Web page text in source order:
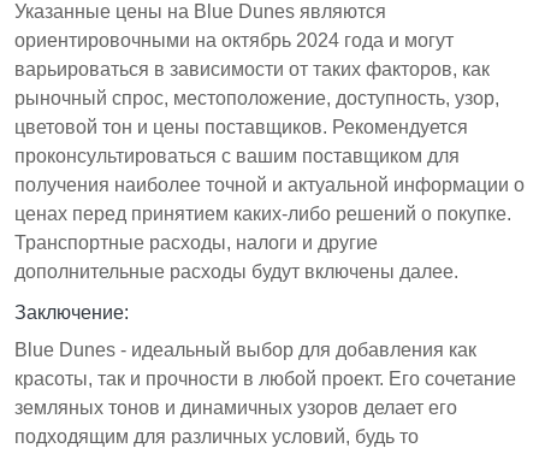
Указанные цены на Blue Dunes являются
ориентировочными на октябрь 2024 года и могут
варьироваться в зависимости от таких факторов, как
рыночный спрос, местоположение, доступность, узор,
цветовой тон и цены поставщиков. Рекомендуется
проконсультироваться с вашим поставщиком для
получения наиболее точной и актуальной информации о
ценах перед принятием каких-либо решений о покупке.
Транспортные расходы, налоги и другие
дополнительные расходы будут включены далее.
Заключение:
Blue Dunes - идеальный выбор для добавления как
красоты, так и прочности в любой проект. Его сочетание
земляных тонов и динамичных узоров делает его
подходящим для различных условий, будь то